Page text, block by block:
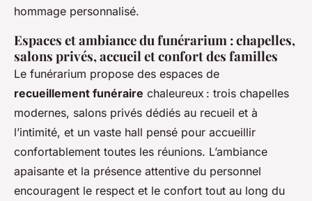
hommage personnalisé.
Espaces et ambiance du funérarium : chapelles,
salons privés, accueil et confort des familles
Le funérarium propose des espaces de
recueillement funéraire chaleureux : trois chapelles
modernes, salons privés dédiés au recueil et à
l’intimité, et un vaste hall pensé pour accueillir
confortablement toutes les réunions. L’ambiance
apaisante et la présence attentive du personnel
encouragent le respect et le confort tout au long du